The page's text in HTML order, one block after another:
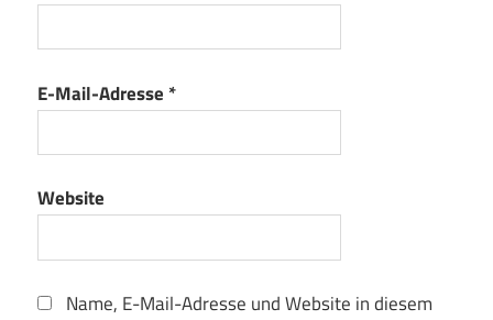
E-Mail-Adresse *
Website
Name, E-Mail-Adresse und Website in diesem